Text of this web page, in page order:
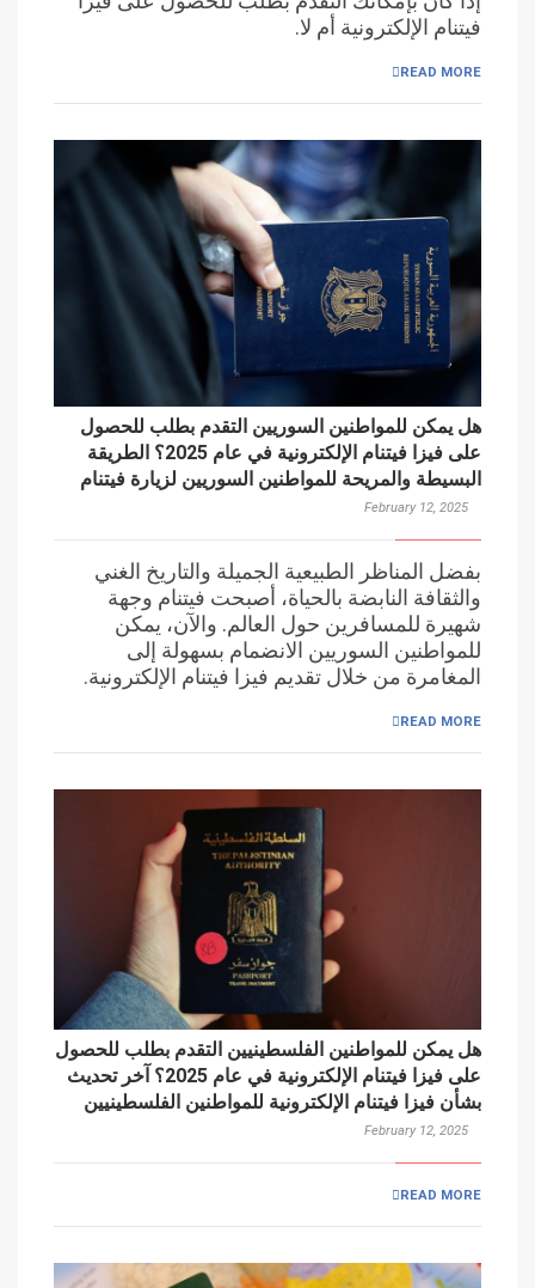
فيتنام الإلكترونية أم لا.
READ MORE
هل يمكن للمواطنين السوريين التقدم بطلب للحصول
على فيزا فيتنام الإلكترونية في عام 2025؟ الطريقة
البسيطة والمريحة للمواطنين السوريين لزيارة فيتنام
February 12, 2025
بفضل المناظر الطبيعية الجميلة والتاريخ الغني
والثقافة النابضة بالحياة، أصبحت فيتنام وجهة
شهيرة للمسافرين حول العالم. والآن، يمكن
للمواطنين السوريين الانضمام بسهولة إلى
المغامرة من خلال تقديم فيزا فيتنام الإلكترونية.
READ MORE
هل يمكن للمواطنين الفلسطينيين التقدم بطلب للحصول
على فيزا فيتنام الإلكترونية في عام 2025؟ آخر تحديث
بشأن فيزا فيتنام الإلكترونية للمواطنين الفلسطينيين
February 12, 2025
READ MORE